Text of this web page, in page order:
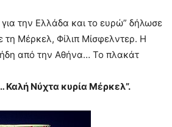
για την Ελλάδα και το ευρώ” δήλωσε
τη Μέρκελ, Φίλιπ Μίσφελντερ. Η
ήδη από την Αθήνα… Το πλακάτ
Καλή Νύχτα κυρία Μέρκελ”.